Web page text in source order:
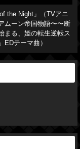
of the Night」（TVアニ
ムーン帝国物語〜〜断
まる、姫の転生逆転ス
EDテーマ曲）